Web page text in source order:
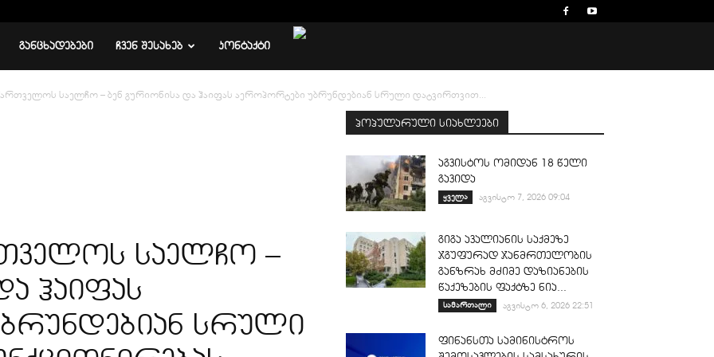
ᲒᲐᲜᲪᲮᲐᲓᲔᲑᲔᲑᲘ ᲩᲕᲔᲜ ᲨᲔᲡᲐᲮᲔᲑ ᲙᲝᲜᲢᲐᲥᲢᲘ
საელჩო – ბენ გურიონისა და ჰაიფას აეროპორტები უბრუნდებიან სრული დატვირთვით...
საელჩო –
ჰაიფას
სრული
პოპულარული სიახლეები
აგვისტოს ომიდან 18 წელი
გავიდა
ყველა აგვისტო 7, 2026 09:04
გიგა ავალიანის საქმეზე
ჯგუფურად ჯანმრთელობის
განზრახ მძიმე დაზიანების
წაქეზების ფაქტზე ნია...
სამართალი აგვისტო 6, 2026 22:51
ფინანსთა სამინისტროს